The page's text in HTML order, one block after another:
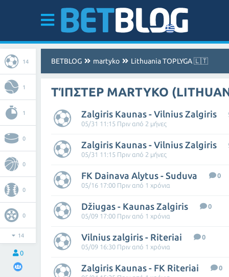
14
1
1
0
0
0
0
14
0
BETBLOG martyko Lithuania TOPLYGA 🇱🇹
ΤΊΠΣΤΕΡ MARTYKO
Zalgiris Kaunas - Vilnius Zalgiris
05/31 11:15 Πριν από 2 μήνες
Zalgiris Kaunas - Vilnius Zalgiris
05/31 11:15 Πριν από 2 μήνες
FK Dainava Alytus - Suduva
0
05/16 17:00 Πριν από 1 χρόνια
Džiugas - Kaunas Zalgiris
0
05/09 17:00 Πριν από 1 χρόνια
Vilnius zalgiris - Riteriai
0
05/09 16:30 Πριν από 1 χρόνια
Zalgiris Kaunas - FK Riteriai
0